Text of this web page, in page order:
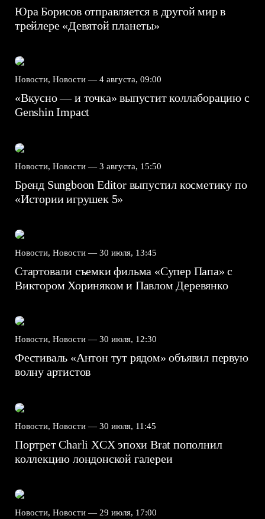
Юра Борисов отправляется в другой мир в
трейлере «Девятой планеты»
Новости, Новости — 4 августа, 09:00
«Вкусно — и точка» выпустит коллаборацию с
Genshin Impact⁠⁠
Новости, Новости — 3 августа, 15:50
Бренд Sungboon Editor выпустил косметику по
«Истории игрушек 5»
Новости, Новости — 30 июля, 13:45
Стартовали съемки фильма «Супер Папа» с
Виктором Хориняком и Павлом Деревянко
Новости, Новости — 30 июля, 12:30
Фестиваль «Антон тут рядом» объявил первую
волну артистов
Новости, Новости — 30 июля, 11:45
Портрет Charli XCX эпохи Brat пополнил
коллекцию лондонской галереи
Новости, Новости — 29 июля, 17:00